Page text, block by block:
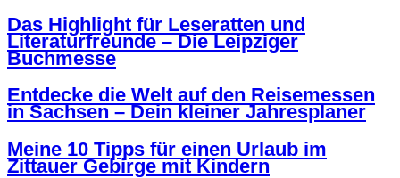
Das Highlight für Leseratten und
Literaturfreunde – Die Leipziger
Buchmesse
Entdecke die Welt auf den Reisemessen
in Sachsen – Dein kleiner Jahresplaner
Meine 10 Tipps für einen Urlaub im
Zittauer Gebirge mit Kindern